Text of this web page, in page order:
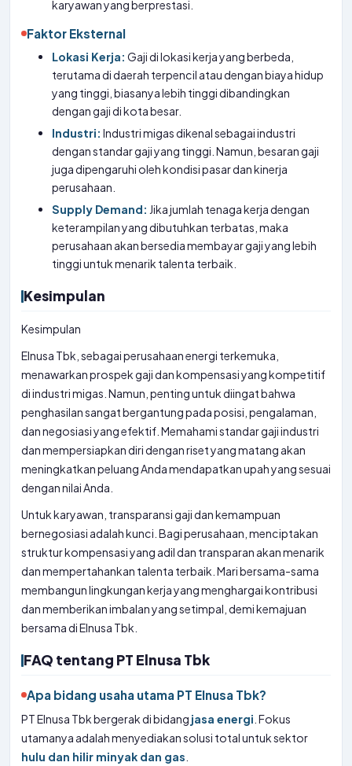
karyawan yang berprestasi.
Faktor Eksternal
Lokasi Kerja: Gaji di lokasi kerja yang berbeda,
terutama di daerah terpencil atau dengan biaya hidup
yang tinggi, biasanya lebih tinggi dibandingkan
dengan gaji di kota besar.
Industri: Industri migas dikenal sebagai industri
dengan standar gaji yang tinggi. Namun, besaran gaji
juga dipengaruhi oleh kondisi pasar dan kinerja
perusahaan.
Supply Demand: Jika jumlah tenaga kerja dengan
keterampilan yang dibutuhkan terbatas, maka
perusahaan akan bersedia membayar gaji yang lebih
tinggi untuk menarik talenta terbaik.
Kesimpulan
Kesimpulan
Elnusa Tbk, sebagai perusahaan energi terkemuka,
menawarkan prospek gaji dan kompensasi yang kompetitif
di industri migas. Namun, penting untuk diingat bahwa
penghasilan sangat bergantung pada posisi, pengalaman,
dan negosiasi yang efektif. Memahami standar gaji industri
dan mempersiapkan diri dengan riset yang matang akan
meningkatkan peluang Anda mendapatkan upah yang sesuai
dengan nilai Anda.
Untuk karyawan, transparansi gaji dan kemampuan
bernegosiasi adalah kunci. Bagi perusahaan, menciptakan
struktur kompensasi yang adil dan transparan akan menarik
dan mempertahankan talenta terbaik. Mari bersama-sama
membangun lingkungan kerja yang menghargai kontribusi
dan memberikan imbalan yang setimpal, demi kemajuan
bersama di Elnusa Tbk.
FAQ tentang PT Elnusa Tbk
Apa bidang usaha utama PT Elnusa Tbk?
PT Elnusa Tbk bergerak di bidang jasa energi . Fokus
utamanya adalah menyediakan solusi total untuk sektor
hulu dan hilir minyak dan gas